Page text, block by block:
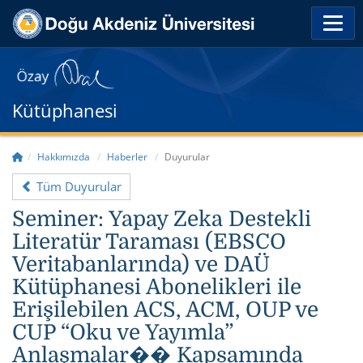
Kütüphanesi
Hakkımızda Haberler Duyurular
Tüm Duyurular
Seminer: Yapay Zeka Destekli
Literatür Taraması (EBSCO
Veritabanlarında) ve DAÜ
Kütüphanesi Abonelikleri ile
Erişilebilen ACS, ACM, OUP ve
CUP “Oku ve Yayımla”
Anlaşmalar�� Kapsamında